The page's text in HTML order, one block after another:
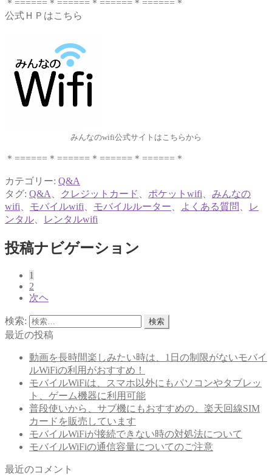
＊======＊======＊======＊======＊
公式ＨＰはこちら
みんなのwifi公式サイトはこちらから
＊======＊======＊======＊======＊
カテゴリー: Q&A
タグ: Q&A クレジットカード ポケットwifi
みんなの
wifi
モバイルwifi モバイルルーター よくある質問
レ
ンタル
レンタルwifi
投稿ナビゲーション
1
2
次ヘ
検索:
最近の投稿
動画を長時間楽しみたい時は、1日の制限がないモバイ
ルWiFiの利用がおすすめ！
モバイルWiFiは、スマホ以外にもパソコンやタブレッ
ト、ゲーム機器に利用可能
普段使いから、サブ機にもおすすめの、楽天回線SIM
カードを販売しています
モバイルWiFiが接続できない時の対処法について
モバイルWiFiの通信容量についてのご注意
最近のコメント